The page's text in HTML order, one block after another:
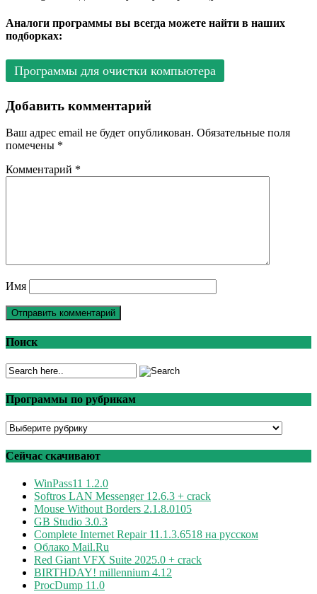
Аналоги программы вы всегда можете найти в наших
подборках:
Программы для очистки компьютера
Добавить комментарий
Ваш адрес email не будет опубликован. Обязательные поля
помечены *
Комментарий *
Имя
Поиск
Программы по рубрикам
Программы
рубрикам
Сейчас скачивают
WinPass11 1.2.0
Softros LAN Messenger 12.6.3 + crack
Mouse Without Borders 2.1.8.0105
GB Studio 3.0.3
Complete Internet Repair 11.1.3.6518 на русском
Облако Mail.Ru
Red Giant VFX Suite 2025.0 + crack
BIRTHDAY! millennium 4.12
ProcDump 11.0